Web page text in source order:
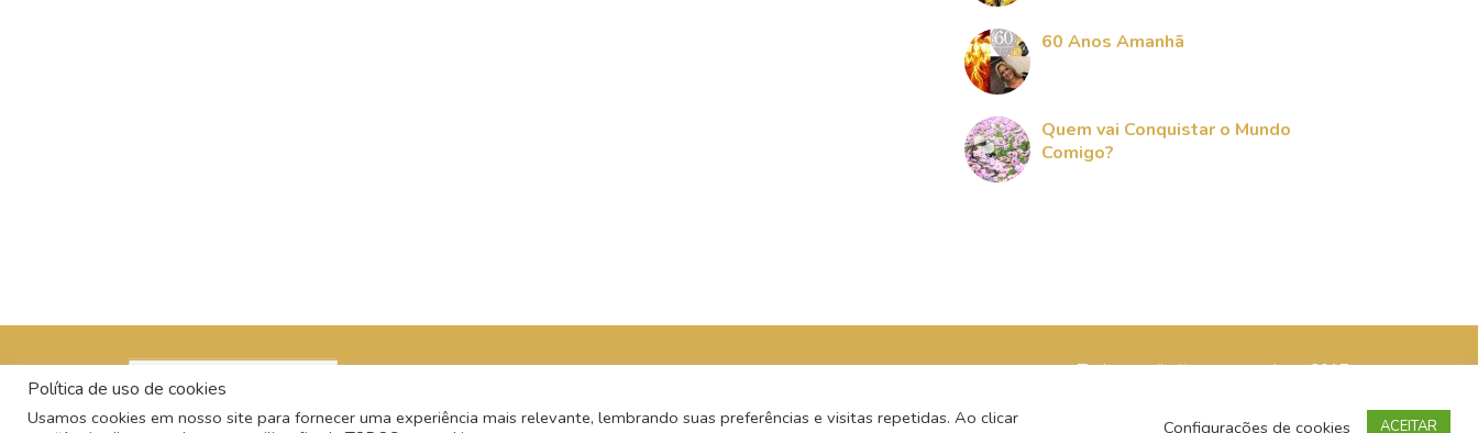
60 Anos Amanhã
Quem vai Conquistar o Mundo
Comigo?
Todos os direitos reservados - 2017
Política de uso de cookies
Usamos cookies em nosso site para fornecer uma experiência mais relevante, lembrando suas preferências e visitas repetidas. Ao clicar
Configurações de cookies ACEITAR